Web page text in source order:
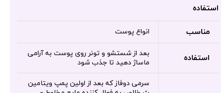
استفاده
مناسب انواع پوست
استفاده
بعد از شستشو و تونر روی پوست به آرامی
ماساژ دهید تا جذب شود
سرمی دوفاز که بعد از اولین پمپ ویتامین